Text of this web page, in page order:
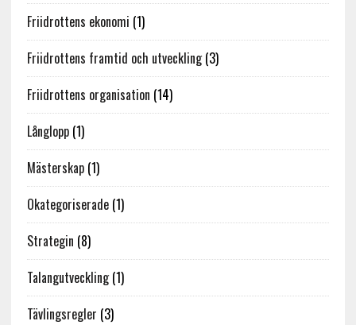
Friidrottens ekonomi (1)
Friidrottens framtid och utveckling(3)
Friidrottens organisation (14)
Långlopp(1)
Mästerskap(1)
Okategoriserade(1)
Strategin (8)
Talangutveckling(1)
Tävlingsregler (3)